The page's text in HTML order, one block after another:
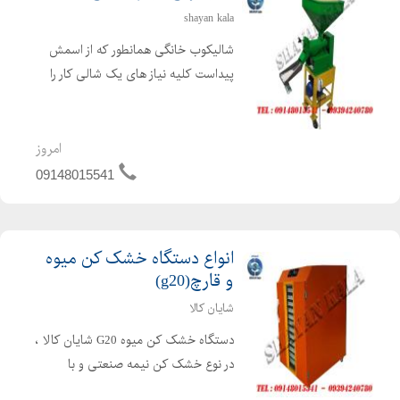
shayan kala
شالیکوب خانگی همانطور که از اسمش
پیداست کلیه نیاز های یک شالی کار را
فاز انواع شلتوک های مناطق مختلف آب
امروز
09148015541
انواع دستگاه خشک کن میوه
و قارچ(g20)
شایان کالا
دستگاه خشک کن میوه G20 شایان کالا ،
در نوع خشک کن نیمه صنعتی و با